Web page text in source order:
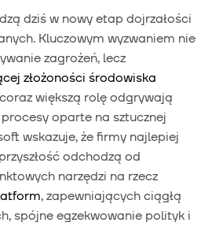
dziś w nowy etap dojrzałości
Kluczowym wyzwaniem nie
zagrożeń, lecz
złożoności środowiska
większą rolę odgrywają
oparte na sztucznej
wskazuje, że firmy najlepiej
odchodzą od
narzędzi na rzecz
, zapewniających ciągłą
spójne egzekwowanie polityk i